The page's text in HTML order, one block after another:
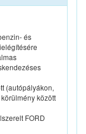
és
(autópályákon,
között
FORD